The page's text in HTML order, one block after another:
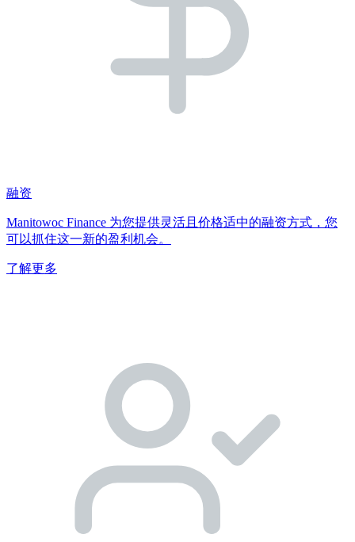
融资
Manitowoc Finance 为您提供灵活且价格适中的融资方式，您
可以抓住这一新的盈利机会。
了解更多